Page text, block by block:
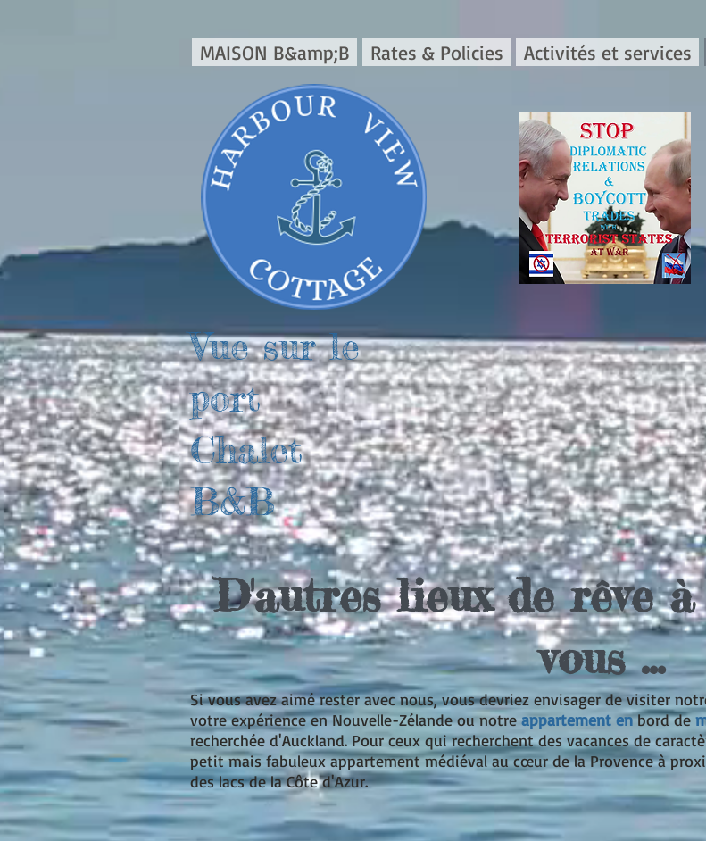
MAISON B&amp;B Rates & Policies Activités et services
Vue sur le
port
Chalet
B&B
D'autres lieux de rêve
vous ...
Si vous avez aimé rester avec nous, vous devriez envisager de visiter
votre expérience en Nouvelle-Zélande ou notre appartement enbord de
recherchée d'Auckland. Pour ceux qui recherchent des vacances de
petit mais fabuleux appartement médiéval au cœur de la Provence à
des lacs de la Côte d'Azur.